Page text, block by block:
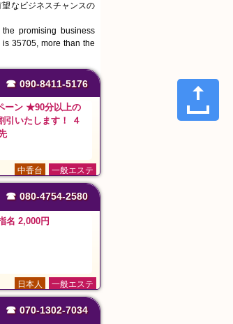
なビジネスチャンスの
promising business
35705, more than the
☎ 090-8411-5176
ーン ★90分以上の
引いたします！ ４
一般エステ
中香台
☎ 080-4754-2580
名 2,000円
一般エステ
日本人
☎ 070-1302-7034